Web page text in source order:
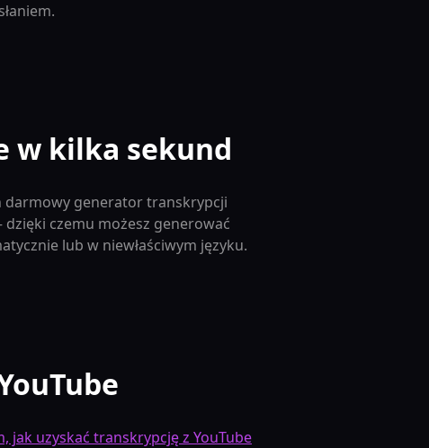
w kilka sekund
darmowy generator transkrypcji
czemu możesz generować
lub w niewłaściwym języku.
jak uzyskać transkrypcję z YouTube